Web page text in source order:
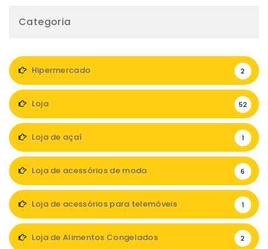
Categoria
Hipermercado 2
Loja 52
Loja de açaí 1
Loja de acessórios de moda 6
Loja de acessórios para telemóveis 1
Loja de Alimentos Congelados 2